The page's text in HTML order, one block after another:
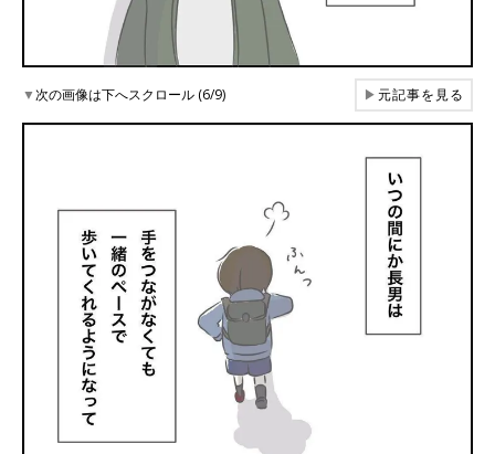
▼次の画像は下へスクロール (6/9) ▶元記事を見る